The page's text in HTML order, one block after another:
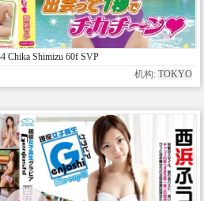
Chika Shimizu 60f SVP
机构: TOKYO